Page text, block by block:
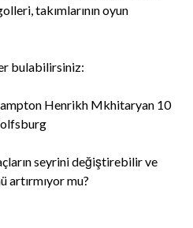
takımlarının oyun
bulabilirsiniz:
Henrikh Mkhitaryan 10
seyrini değiştirebilir ve
artırmıyor mu?